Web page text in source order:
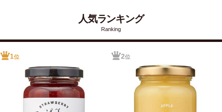
人気ランキング
Ranking
1位 2位